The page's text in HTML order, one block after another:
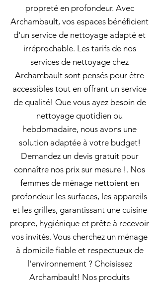
propreté en profondeur. Avec
Archambault, vos espaces bénéficient
d'un service de nettoyage adapté et
irréprochable. Les tarifs de nos
services de nettoyage chez
Archambault sont pensés pour être
accessibles tout en offrant un service
de qualité! Que vous ayez besoin de
nettoyage quotidien ou
hebdomadaire, nous avons une
solution adaptée à votre budget!
Demandez un devis gratuit pour
connaître nos prix sur mesure !. Nos
femmes de ménage nettoient en
profondeur les surfaces, les appareils
et les grilles, garantissant une cuisine
propre, hygiénique et prête à recevoir
vos invités. Vous cherchez un ménage
à domicile fiable et respectueux de
l'environnement ? Choisissez
Archambault! Nos produits